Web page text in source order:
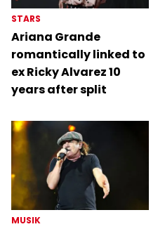
STARS
Ariana Grande
romantically linked to
ex Ricky Alvarez 10
years after split
MUSIK